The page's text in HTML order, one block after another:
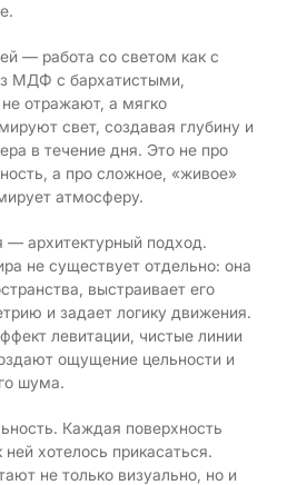
— работа со светом как с
МДФ с бархатистыми,
отражают, а мягко
свет, создавая глубину и
в течение дня. Это не про
а про сложное, «живое»
атмосферу.
— архитектурный подход.
не существует отдельно: она
выстраивает его
и задает логику движения.
левитации, чистые линии
ощущение цельности и
шума.
Каждая поверхность
хотелось прикасаться.
не только визуально, но и